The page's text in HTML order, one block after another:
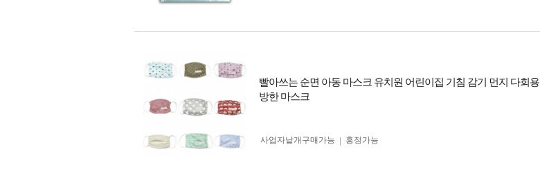
빨아쓰는 순면 아동 마스크 유치원 어린이집 기침 감기 먼지 다회용
방한 마스크
사업자 낱개구매가능
흥정가능